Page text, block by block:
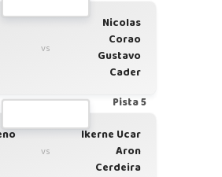
vs
Nicolas
Corao
Gustavo
Cader
Pista 5
vs
Ikerne Ucar
Aron
Cerdeira